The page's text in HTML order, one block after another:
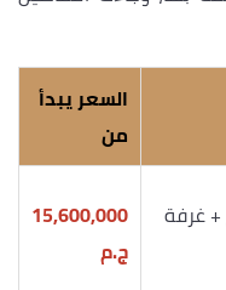
السعر يبدأ
من
+ غرفة
15,600,000
ج.م